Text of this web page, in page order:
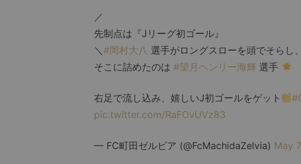
／
先制点は『Jリーグ初ゴール』
＼ #岡村大八 選手がロングスローを頭でそらし、
そこに詰めたのは #望月ヘンリー海輝 選手
右足で流し込み、嬉しいJ初ゴールをゲット
pic.twitter.com/RaFOvUVz83
— FC町田ゼルビア (@FcMachidaZelvia) May